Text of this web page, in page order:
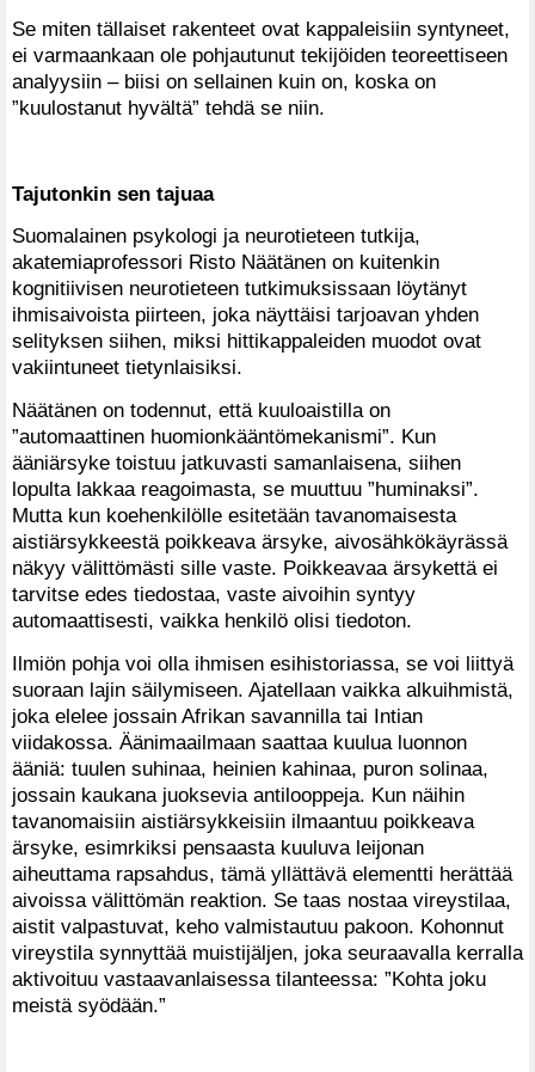
Se miten tällaiset rakenteet ovat kappaleisiin syntyneet,
ei varmaankaan ole pohjautunut tekijöiden teoreettiseen
analyysiin – biisi on sellainen kuin on, koska on
”kuulostanut hyvältä” tehdä se niin.
Tajutonkin sen tajuaa
Suomalainen psykologi ja neurotieteen tutkija,
akatemiaprofessori Risto Näätänen on kuitenkin
kognitiivisen neurotieteen tutkimuksissaan löytänyt
ihmisaivoista piirteen, joka näyttäisi tarjoavan yhden
selityksen siihen, miksi hittikappaleiden muodot ovat
vakiintuneet tietynlaisiksi.
Näätänen on todennut, että kuuloaistilla on
”automaattinen huomionkääntömekanismi”. Kun
ääniärsyke toistuu jatkuvasti samanlaisena, siihen
lopulta lakkaa reagoimasta, se muuttuu ”huminaksi”.
Mutta kun koehenkilölle esitetään tavanomaisesta
aistiärsykkeestä poikkeava ärsyke, aivosähkökäyrässä
näkyy välittömästi sille vaste. Poikkeavaa ärsykettä ei
tarvitse edes tiedostaa, vaste aivoihin syntyy
automaattisesti, vaikka henkilö olisi tiedoton.
Ilmiön pohja voi olla ihmisen esihistoriassa, se voi liittyä
suoraan lajin säilymiseen. Ajatellaan vaikka alkuihmistä,
joka elelee jossain Afrikan savannilla tai Intian
viidakossa. Äänimaailmaan saattaa kuulua luonnon
ääniä: tuulen suhinaa, heinien kahinaa, puron solinaa,
jossain kaukana juoksevia antilooppeja. Kun näihin
tavanomaisiin aistiärsykkeisiin ilmaantuu poikkeava
ärsyke, esimrkiksi pensaasta kuuluva leijonan
aiheuttama rapsahdus, tämä yllättävä elementti herättää
aivoissa välittömän reaktion. Se taas nostaa vireystilaa,
aistit valpastuvat, keho valmistautuu pakoon. Kohonnut
vireystila synnyttää muistijäljen, joka seuraavalla kerralla
aktivoituu vastaavanlaisessa tilanteessa: ”Kohta joku
meistä syödään.”